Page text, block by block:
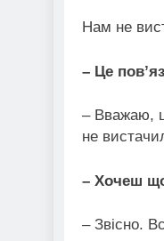
Нам не
– Це
– Вважаю,
не
– Хочеш
– Звісно.